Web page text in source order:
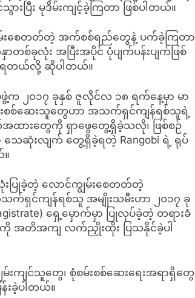
ပြီး မုဒိမ်းကျင့်ခဲ့ကြတာ ဖြစ်ပါတယ်။
မ်းစေတတ်တဲ့ အက်စစ်ရည်တွေနဲ့ ပက်ခဲ့ကြတာ
တစ်ခုလုံး အပြီးအပိုင် ပုံပျက်ပန်းပျက်ဖြစ်
ခဲ့ရတယ်လို့ ဆိုပါတယ်။
၂၀၁၇ ခုနှစ် ဇူလိုင်လ ၁၈ ရက်နေ့မှာ မာ
မ်းစစ်ဆေးသူတွေဟာ အသက်ရှင်ကျန်ရစ်သူရဲ့
ားတွေကို ရှာဖွေတွေ့ရှိခဲ့သလို၊ ဖြစ်စဉ်
ာ သေဆုံးလျက် တွေ့ရှိခဲ့ရတဲ့ Rangobi ရဲ့ ရုပ်
ပြုခဲ့တဲ့ လောင်ကျွမ်းစေတတ်တဲ့
သက်ရှင်ကျန်ရစ်သူ အမျိုးသမီးဟာ ၂၀၁၇ ခု
ရှေ့မှောက်မှာ ပြုလုပ်ခဲ့တဲ့ တရားခံ
ကို အတိအကျ လက်ညှိုးထိုး ပြသနိုင်ခဲ့ပါ
ျင်သူတွေ၊ စုံစမ်းစစ်ဆေးရေးအရာရှိတွေ
းခဲ့ပါတယ်။